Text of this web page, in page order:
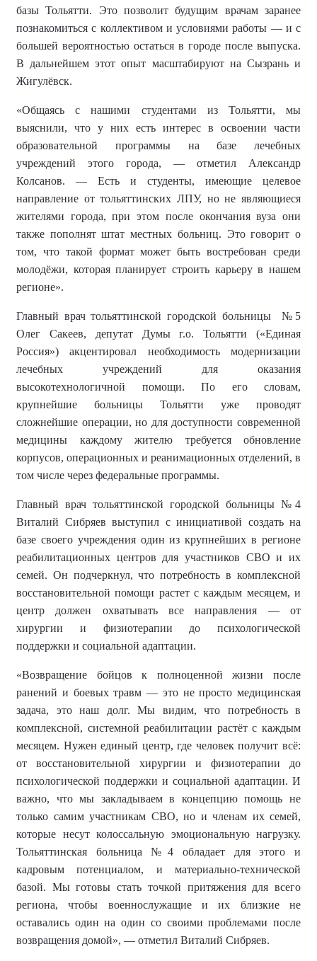
базы Тольятти. Это позволит будущим врачам заранее
познакомиться с коллективом и условиями работы — и с
большей вероятностью остаться в городе после выпуска.
В дальнейшем этот опыт масштабируют на Сызрань и
Жигулёвск.
«Общаясь с нашими студентами из Тольятти, мы
выяснили, что у них есть интерес в освоении части
образовательной программы на базе лечебных
учреждений этого города, — отметил Александр
Колсанов. — Есть и студенты, имеющие целевое
направление от тольяттинских ЛПУ, но не являющиеся
жителями города, при этом после окончания вуза они
также пополнят штат местных больниц. Это говорит о
том, что такой формат может быть востребован среди
молодёжи, которая планирует строить карьеру в нашем
регионе».
Главный врачтольяттинской городской больницы
№5
Олег Сакеев, депутат Думы г.о. Тольятти («Единая
Россия»)
акцентировал необходимость модернизации
лечебных учреждений для оказания
высокотехнологичной помощи. По его словам,
крупнейшие больницы Тольятти уже проводят
сложнейшие операции, но для доступности современной
медицины каждому жителю требуется обновление
корпусов, операционных и реанимационных отделений, в
том числе через федеральные программы.
Главный врач тольяттинской городской больницы №4
Виталий Сибряев выступил с инициативой создать на
базе своего учреждения один из крупнейших в регионе
реабилитационных центров для участников СВО и их
семей. Он подчеркнул, что потребность в комплексной
восстановительной помощи растет с каждым месяцем, и
центр должен охватывать все направления — от
хирургии и физиотерапии до психологической
поддержки и социальной адаптации.
«Возвращение бойцов к полноценной жизни после
ранений и боевых травм — это не просто медицинская
задача, это наш долг. Мы видим, что потребность в
комплексной, системной реабилитации растёт с каждым
месяцем. Нужен единый центр, где человек получит всё:
от восстановительной хирургии и физиотерапии до
психологической поддержки и социальной адаптации. И
важно, что мы закладываем в концепцию помощь не
только самим участникам СВО, но и членам их семей,
которые несут колоссальную эмоциональную нагрузку.
Тольяттинская больница №4 обладает для этого и
кадровым потенциалом, и материально-технической
базой. Мы готовы стать точкой притяжения для всего
региона, чтобы военнослужащие и их близкие не
оставались один на один со своими проблемами после
возвращения домой», — отметил Виталий Сибряев.